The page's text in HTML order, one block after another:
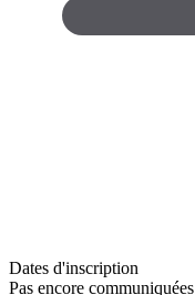
Dates d'inscription
Pas encore communiquées